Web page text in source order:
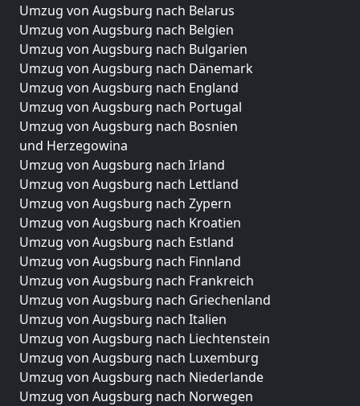
Umzug von Augsburg nach Belarus
Umzug von Augsburg nach Belgien
Umzug von Augsburg nach Bulgarien
Umzug von Augsburg nach Dänemark
Umzug von Augsburg nach England
Umzug von Augsburg nach Portugal
Umzug von Augsburg nach Bosnien
und Herzegowina
Umzug von Augsburg nach Irland
Umzug von Augsburg nach Lettland
Umzug von Augsburg nach Zypern
Umzug von Augsburg nach Kroatien
Umzug von Augsburg nach Estland
Umzug von Augsburg nach Finnland
Umzug von Augsburg nach Frankreich
Umzug von Augsburg nach Griechenland
Umzug von Augsburg nach Italien
Umzug von Augsburg nach Liechtenstein
Umzug von Augsburg nach Luxemburg
Umzug von Augsburg nach Niederlande
Umzug von Augsburg nach Norwegen